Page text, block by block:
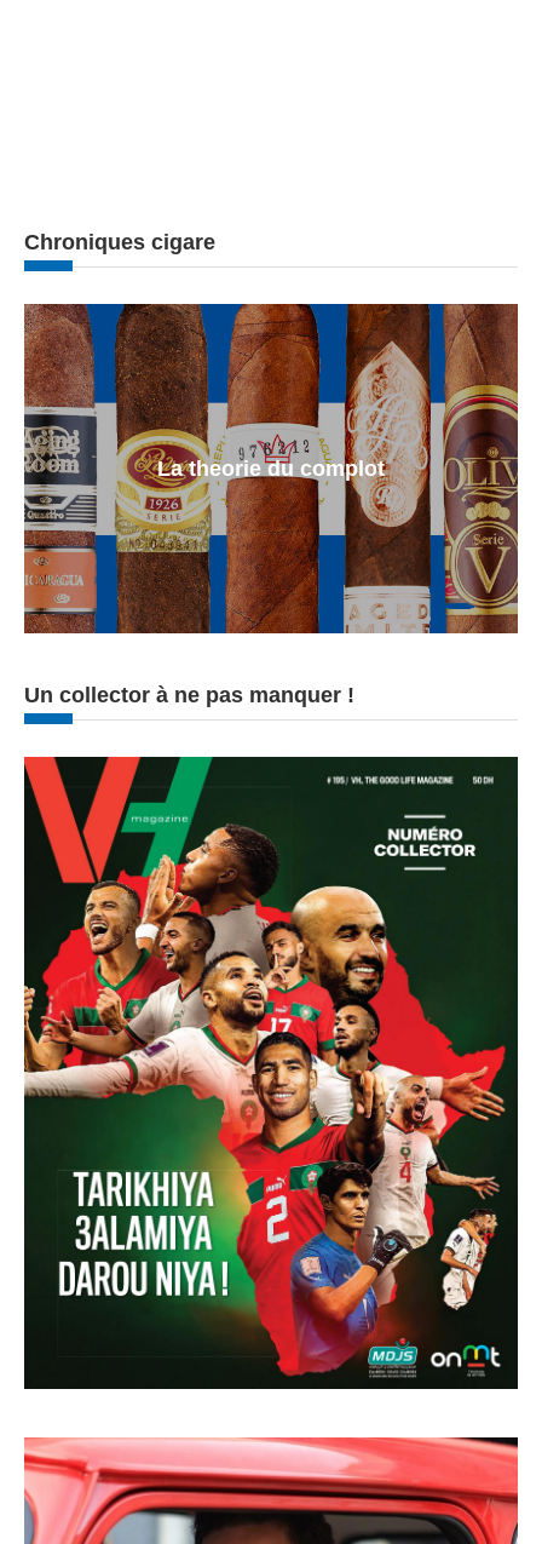
Chroniques cigare
La theorie du complot
Un collector à ne pas manquer !